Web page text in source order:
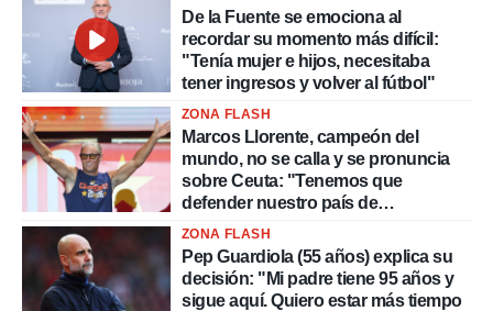
De la Fuente se emociona al
recordar su momento más difícil:
"Tenía mujer e hijos, necesitaba
tener ingresos y volver al fútbol"
ZONA FLASH
Marcos Llorente, campeón del
mundo, no se calla y se pronuncia
sobre Ceuta: "Tenemos que
defender nuestro país de
delincuentes"
ZONA FLASH
Pep Guardiola (55 años) explica su
decisión: "Mi padre tiene 95 años y
sigue aquí. Quiero estar más tiempo